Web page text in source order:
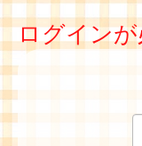
ログイン